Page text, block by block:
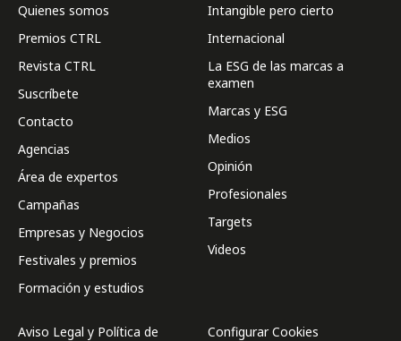
Quienes somos
Premios CTRL
Revista CTRL
Suscríbete
Contacto
Agencias
Área de expertos
Campañas
Empresas y Negocios
Festivales y premios
Formación y estudios
Intangible pero cierto
Internacional
La ESG de las marcas a
examen
Marcas y ESG
Medios
Opinión
Profesionales
Targets
Videos
Aviso Legal y Política de
Configurar Cookies